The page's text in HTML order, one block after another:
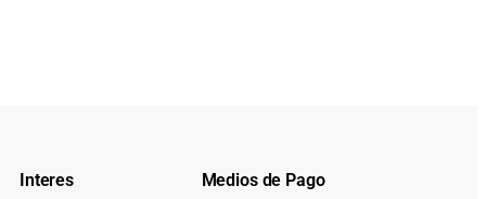
Interes Medios de Pago